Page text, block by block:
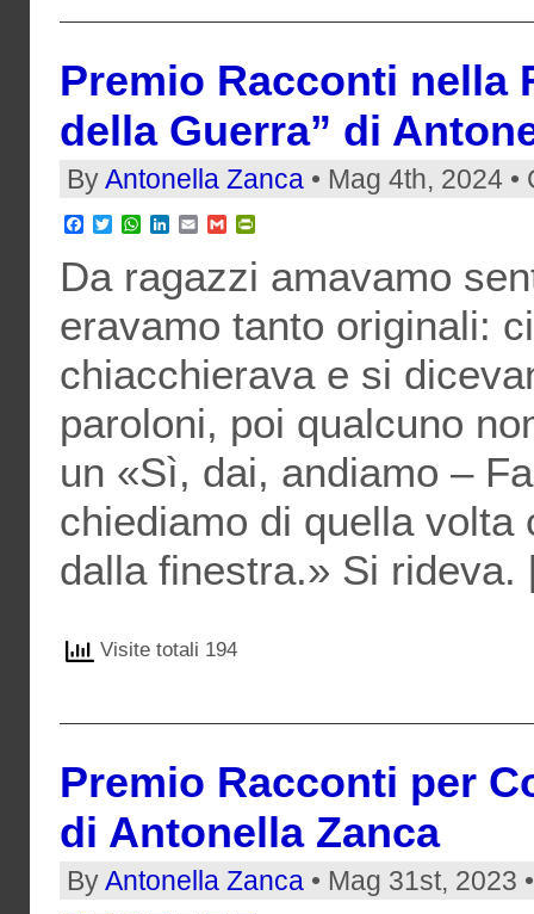
Premio Racconti nella
della Guerra” di
ByAntonella Zanca • Mag 4th, 2024
Facebook
TwitterWhatsApp
LinkedIn
EmailGmail
Da ragazzi amavamo
eravamo tanto originali:
chiacchierava e si
paroloni, poi qualcuno
un «Sì, dai, andiamo –
chiediamo di quella volta
dalla finestra.» Si
Visite totali 194
Premio Racconti per
di Antonella Zanca
ByAntonella Zanca • Mag 31st, 2023